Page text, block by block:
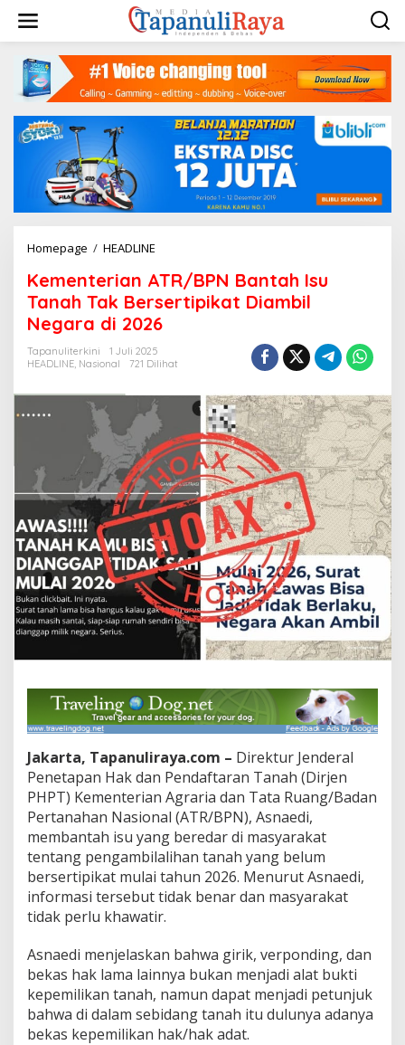
konten
Homepage / HEADLINE
Bantah
Isu
Tanah
Tak
Bersertipikat
Diambil
di
2026
Kementerian ATR/BPN Bantah Isu
Tanah Tak Bersertipikat Diambil
Negara di 2026
Tapanuliterkini
1 Juli 2025
HEADLINE, Nasional 721 Dilihat
Jakarta, Tapanuliraya.com – Direktur Jenderal
Penetapan Hak dan Pendaftaran Tanah (Dirjen
PHPT) Kementerian Agraria dan Tata Ruang/Badan
Pertanahan Nasional (ATR/BPN), Asnaedi,
membantah isu yang beredar di masyarakat
tentang pengambilalihan tanah yang belum
bersertipikat mulai tahun 2026. Menurut Asnaedi,
informasi tersebut tidak benar dan masyarakat
tidak perlu khawatir.
Asnaedi menjelaskan bahwa girik, verponding, dan
bekas hak lama lainnya bukan menjadi alat bukti
kepemilikan tanah, namun dapat menjadi petunjuk
bahwa di dalam sebidang tanah itu dulunya adanya
bekas kepemilikan hak/hak adat.